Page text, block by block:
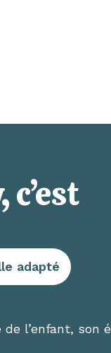
adapté
l’enfant, son